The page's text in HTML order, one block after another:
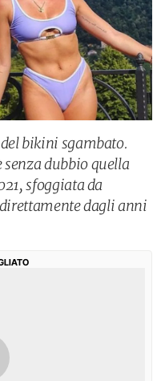
bikini sgambato.
dubbio quella
sfoggiata da
dagli anni